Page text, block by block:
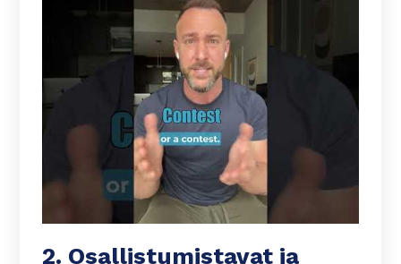
2. Osallistumistavat ja